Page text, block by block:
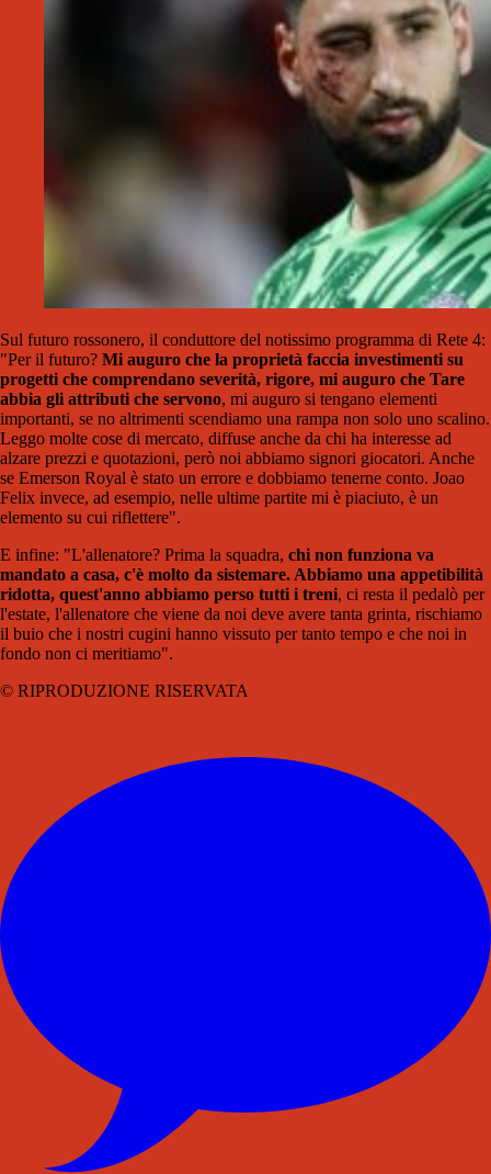
Sul futuro rossonero, il conduttore del notissimo programma di Rete 4:
"Per il futuro? Mi auguro che la proprietà faccia investimenti su
progetti che comprendano severità, rigore, mi auguro che Tare
abbia gli attributi che servono, mi auguro si tengano elementi
importanti, se no altrimenti scendiamo una rampa non solo uno scalino.
Leggo molte cose di mercato, diffuse anche da chi ha interesse ad
alzare prezzi e quotazioni, però noi abbiamo signori giocatori. Anche
se Emerson Royal è stato un errore e dobbiamo tenerne conto. Joao
Felix invece, ad esempio, nelle ultime partite mi è piaciuto, è un
elemento su cui riflettere".
E infine: "L'allenatore? Prima la squadra, chi non funziona va
mandato a casa, c'è molto da sistemare. Abbiamo una appetibilità
ridotta, quest'anno abbiamo perso tutti i treni, ci resta il pedalò per
l'estate, l'allenatore che viene da noi deve avere tanta grinta, rischiamo
il buio che i nostri cugini hanno vissuto per tanto tempo e che noi in
fondo non ci meritiamo".
© RIPRODUZIONE RISERVATA